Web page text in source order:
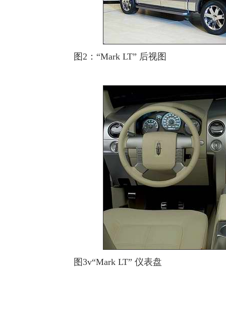
图2：“Mark LT” 后视图
图3v“Mark LT” 仪表盘